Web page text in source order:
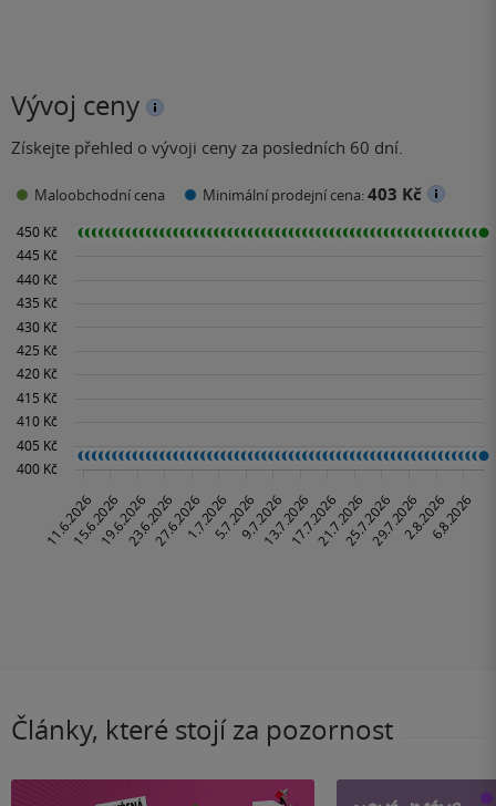
Vývoj ceny
Získejte přehled o vývoji ceny za posledních 60 dní.
Maloobchodní cena Minimální prodejní cena:403 Kč
Články, které stojí za pozornost